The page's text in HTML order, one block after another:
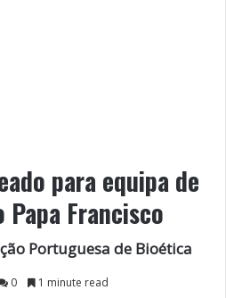
para equipa de
Francisco
Portuguesa de Bioética
0
1 minute read